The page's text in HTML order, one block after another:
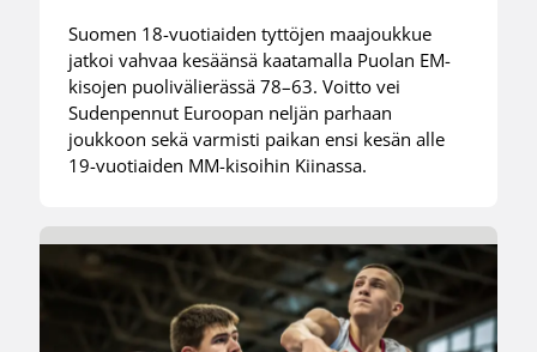
Suomen 18-vuotiaiden tyttöjen maajoukkue
jatkoi vahvaa kesäänsä kaatamalla Puolan EM-
kisojen puolivälierässä 78–63. Voitto vei
Sudenpennut Euroopan neljän parhaan
joukkoon sekä varmisti paikan ensi kesän alle
19-vuotiaiden MM-kisoihin Kiinassa.